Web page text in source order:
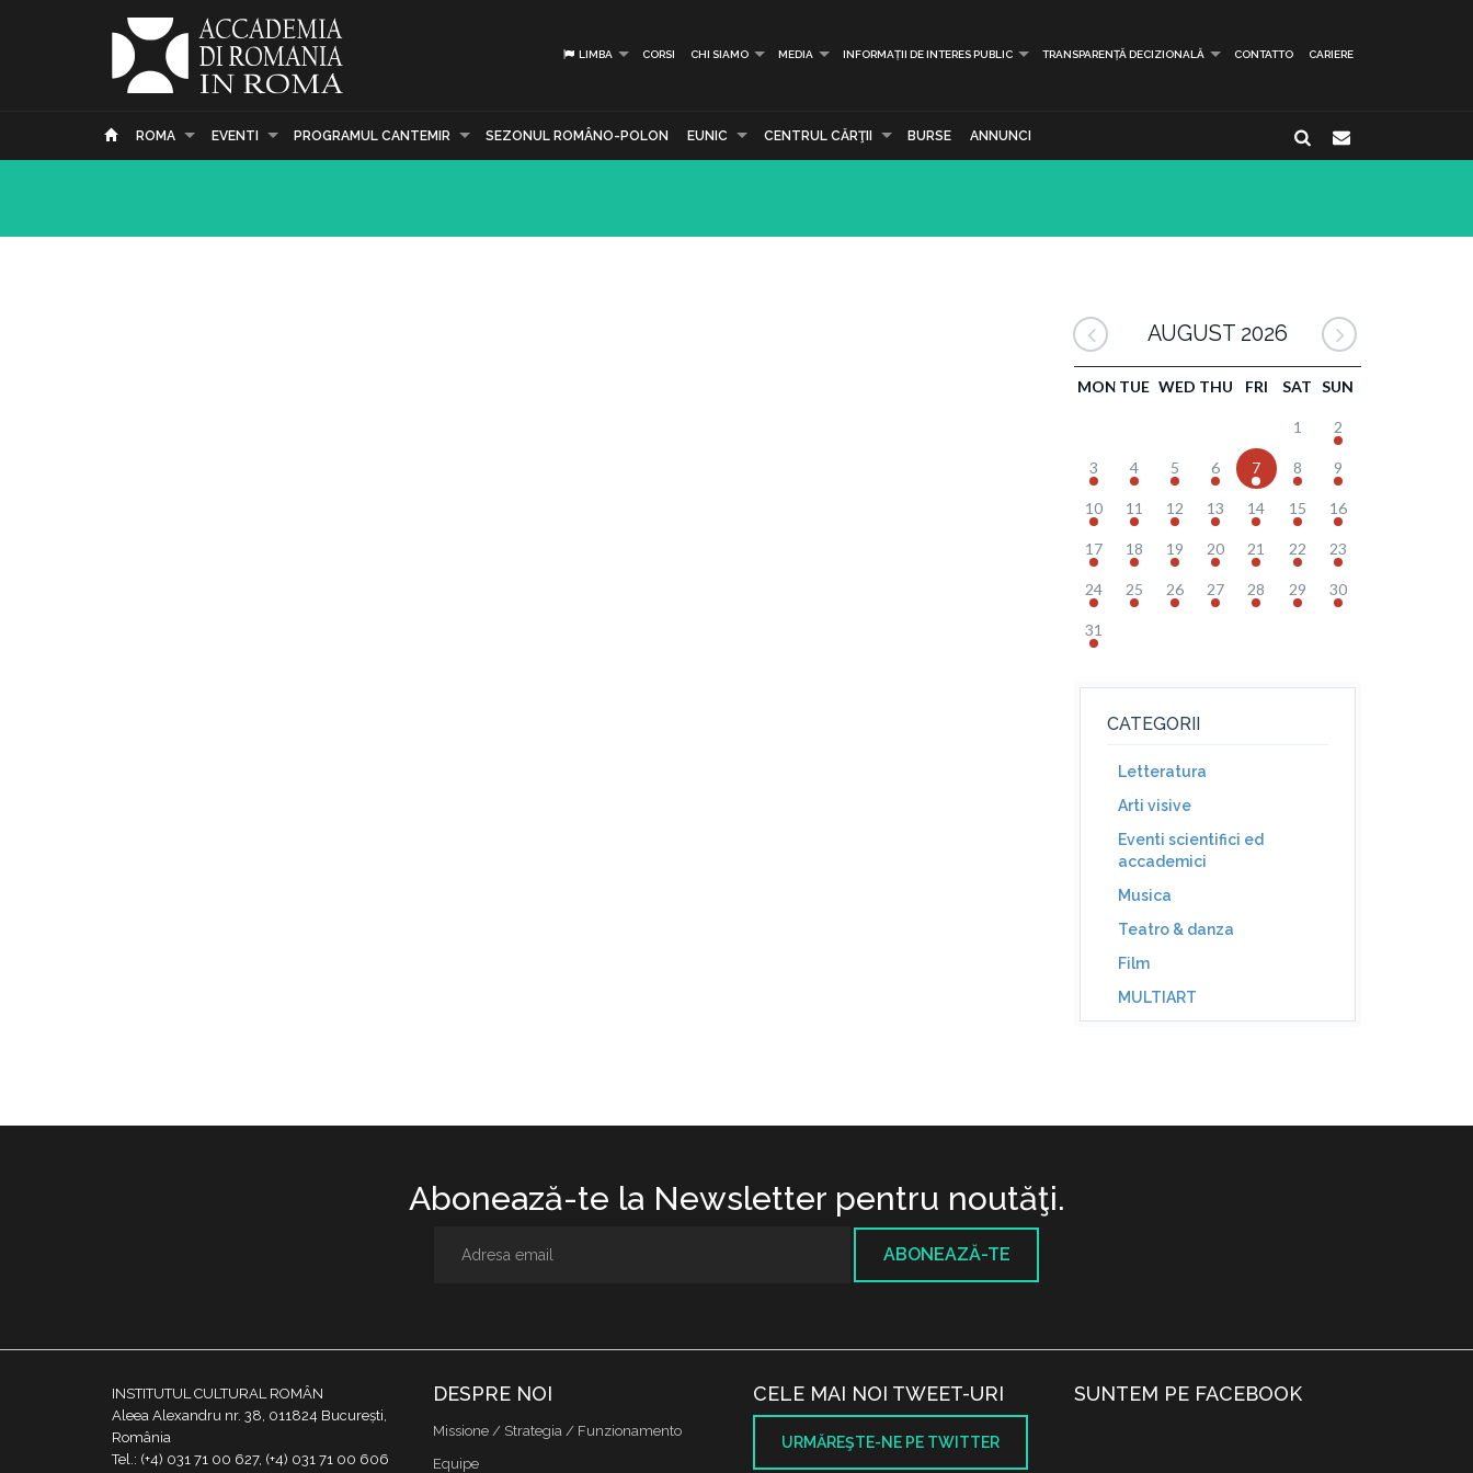
LIMBA CORSI CHI SIAMO MEDIA INFORMAȚII DE INTERES PUBLIC TRANSPARENȚĂ DECIZIONALĂ CONTATTO CARIERE
ROMA EVENTI PROGRAMUL CANTEMIR SEZONUL ROMÂNO-POLON EUNIC CENTRUL CĂRŢII BURSE ANNUNCI
AUGUST 2026
MON TUE WED THU FRI SAT SUN
1 2
3 4 5 6 7 8 9
10 11 12 13 14 15 16
17 18 19 20 21 22 23
24 25 26 27 28 29 30
31
CATEGORII
Letteratura
Arti visive
Eventi scientifici ed
accademici
Musica
Teatro & danza
Film
MULTIART
Abonează-te la Newsletter pentru noutăţi.
ABONEAZĂ-TE
INSTITUTUL CULTURAL ROMÂN
Aleea Alexandru nr. 38, 011824 București,
România
Tel.: (+4) 031 71 00 627, (+4) 031 71 00 606
DESPRE NOI
Missione / Strategia / Funzionamento
Equipe
CELE MAI NOI TWEET-URI
URMĂREŞTE-NE PE TWITTER
SUNTEM PE FACEBOOK